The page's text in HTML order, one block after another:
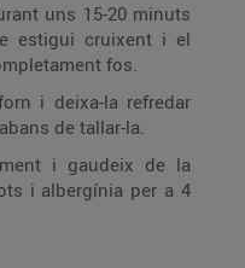
uns 15-20 minuts
estigui cruixent i el
fos.
i deixa-la refredar
de tallar-la.
i gaudeix de la
i albergínia per a 4